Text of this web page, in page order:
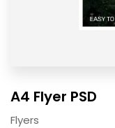
A4 Flyer PSD
Flyers